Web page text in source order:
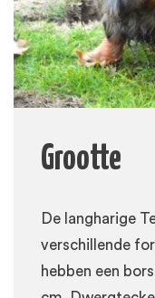
Grootte
De langharige
verschillende
hebben een